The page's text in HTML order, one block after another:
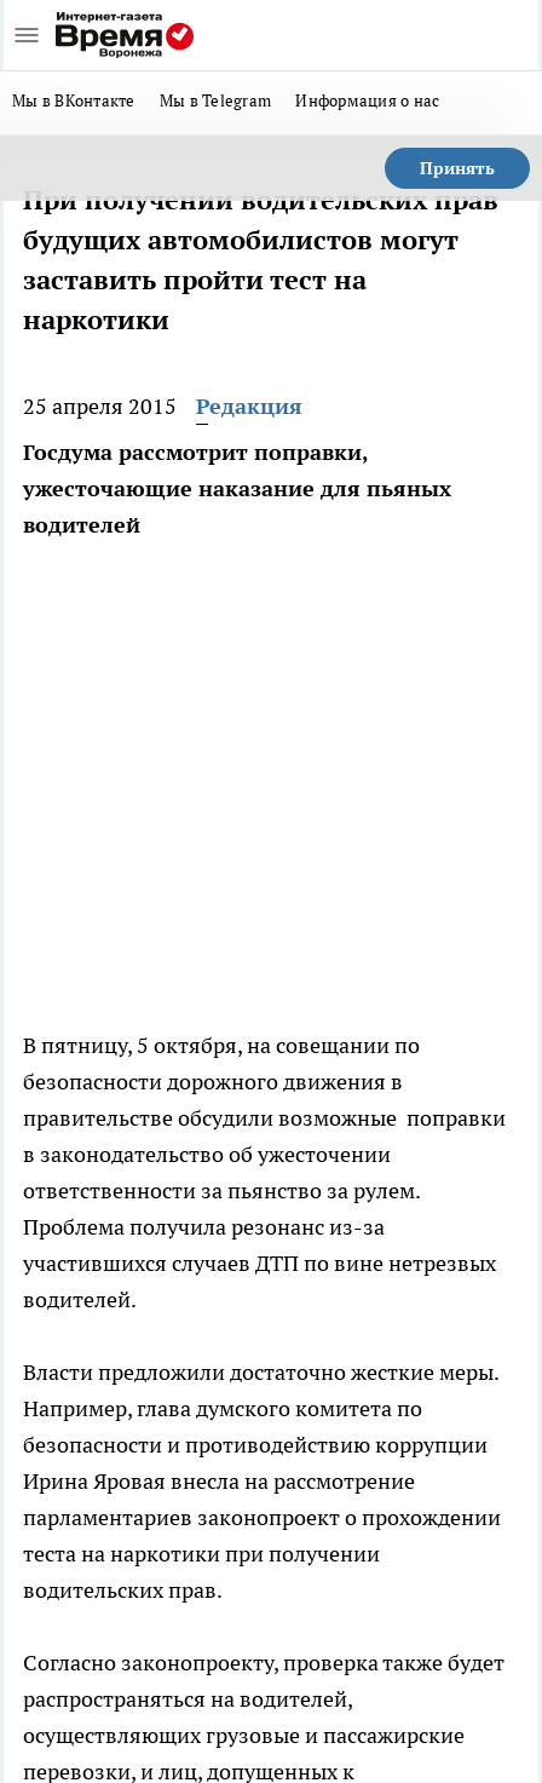
Мы в ВКонтакте Мы в Telegram Информация о нас
Принять
При получении водительских прав
будущих автомобилистов могут
заставить пройти тест на
наркотики
25 апреля 2015
Редакция
Госдума рассмотрит поправки,
ужесточающие наказание для пьяных
водителей
В пятницу, 5 октября, на совещании по
безопасности дорожного движения в
правительстве обсудили возможные поправки
в законодательство об ужесточении
ответственности за пьянство за рулем.
Проблема получила резонанс из-за
участившихся случаев ДТП по вине нетрезвых
водителей.
Власти предложили достаточно жесткие меры.
Например, глава думского комитета по
безопасности и противодействию коррупции
Ирина Яровая внесла на рассмотрение
парламентариев законопроект о прохождении
теста на наркотики при получении
водительских прав.
Согласно законопроекту, проверка также будет
распространяться на водителей,
осуществляющих грузовые и пассажирские
перевозки, и лиц, допущенных к